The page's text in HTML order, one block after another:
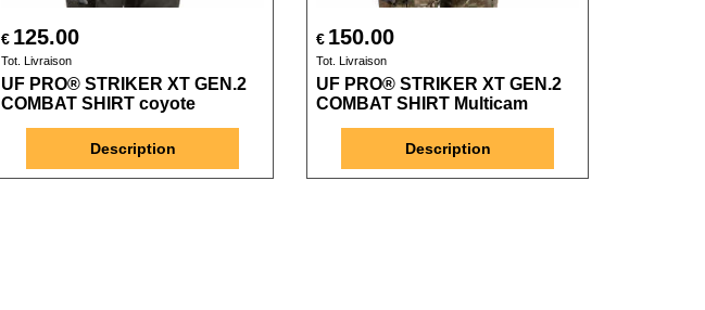
€ 125.00
Tot. Livraison
UF PRO® STRIKER XT GEN.2
COMBAT SHIRT coyote
Description
€ 150.00
Tot. Livraison
UF PRO® STRIKER XT GEN.2
COMBAT SHIRT Multicam
Description